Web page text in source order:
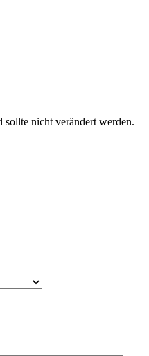
nicht verändert werden.